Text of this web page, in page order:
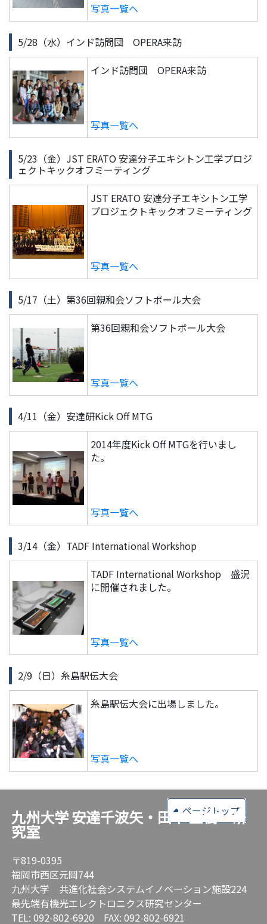
写真一覧へ
5/28（水）インド訪問団 OPERA来訪
インド訪問団 OPERA来訪
写真一覧へ
5/23（金）JST ERATO 安達分子エキシトン工学プロジ
ェクトキックオフミーティング
JST ERATO 安達分子エキシトン工学
プロジェクトキックオフミーティング
写真一覧へ
5/17（土）第36回親和会ソフトボール大会
第36回親和会ソフトボール大会
写真一覧へ
4/11（金）安達研Kick Off MTG
2014年度Kick Off MTGを行いまし
た。
写真一覧へ
3/14（金）TADF International Workshop
TADF International Workshop 盛況
に開催されました。
写真一覧へ
2/9（日）糸島駅伝大会
糸島駅伝大会に出場しました。
写真一覧へ
ページトップ
九州大学 安達千波矢・田中 正樹 研
究室
〒819-0395
福岡市西区元岡744
九州大学 共進化社会システムイノベーション施設224
最先端有機光エレクトロニクス研究センター
TEL: 092-802-6920 FAX: 092-802-6921